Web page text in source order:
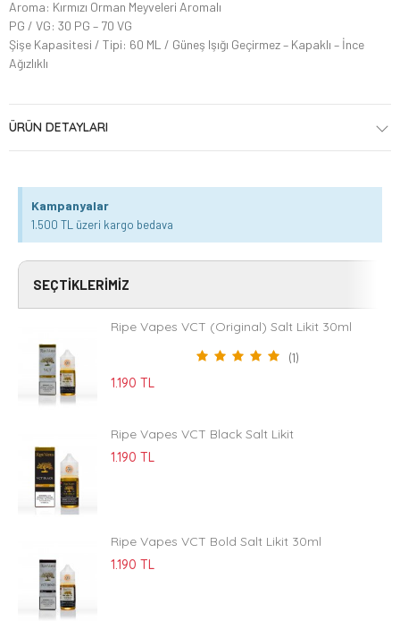
Aroma: Kırmızı Orman Meyveleri Aromalı
PG / VG: 30 PG – 70 VG
Şişe Kapasitesi / Tipi: 60 ML / Güneş Işığı Geçirmez – Kapaklı – İnce
Ağızlıklı
ÜRÜN DETAYLARI
Kampanyalar
1.500 TL üzeri kargo bedava
SEÇTIKLERIMIZ
Ripe Vapes VCT (Original) Salt Likit 30ml
(1)
1.190 TL
Ripe Vapes VCT Black Salt Likit
1.190 TL
Ripe Vapes VCT Bold Salt Likit 30ml
1.190 TL